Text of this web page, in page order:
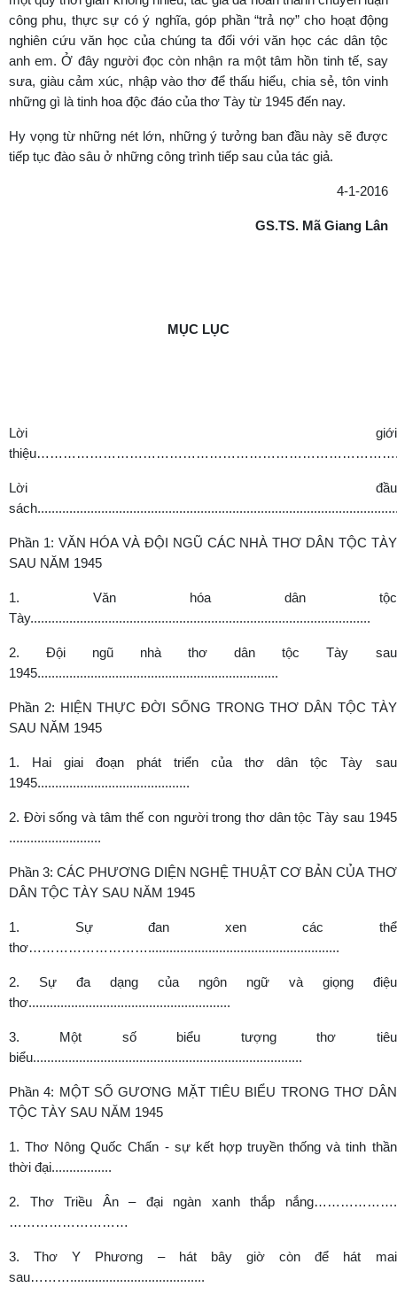
công phu, thực sự có ý nghĩa, góp phần “trả nợ” cho hoạt động
nghiên cứu văn học của chúng ta đối với văn học các dân tộc
anh em. Ở đây người đọc còn nhận ra một tâm hồn tinh tế, say
sưa, giàu cảm xúc, nhập vào thơ để thấu hiểu, chia sẻ, tôn vinh
những gì là tinh hoa độc đáo của thơ Tày từ 1945 đến nay.
Hy vọng từ những nét lớn, những ý tưởng ban đầu này sẽ được
tiếp tục đào sâu ở những công trình tiếp sau của tác giả.
4-1-2016
GS.TS. Mã Giang Lân
MỤC LỤC
Lời giới
Lời đầu
Phần 1: VĂN HÓA VÀ ĐỘI NGŨ CÁC NHÀ THƠ DÂN TỘC TÀY
SAU NĂM 1945
1. Văn hóa dân tộc
Tày................................................................................................
2. Đội ngũ nhà thơ dân tộc Tày sau
1945....................................................................
Phần 2: HIỆN THỰC ĐỜI SỐNG TRONG THƠ DÂN TỘC TÀY
SAU NĂM 1945
1. Hai giai đoạn phát triển của thơ dân tộc Tày sau
1945...........................................
2. Đời sống và tâm thế con người trong thơ dân tộc Tày sau 1945
..........................
Phần 3: CÁC PHƯƠNG DIỆN NGHỆ THUẬT CƠ BẢN CỦA THƠ
DÂN TỘC TÀY SAU NĂM 1945
1. Sự đan xen các thể
thơ………………………......................................................
2. Sự đa dạng của ngôn ngữ và giọng điệu
thơ.........................................................
3. Một số biểu tượng thơ tiêu
biểu............................................................................
Phần 4: MỘT SỐ GƯƠNG MẶT TIÊU BIỂU TRONG THƠ DÂN
TỘC TÀY SAU NĂM 1945
1. Thơ Nông Quốc Chấn - sự kết hợp truyền thống và tinh thần
thời đại.................
2. Thơ Triều Ân – đại ngàn xanh thắp nắng……………….
………………………
3. Thơ Y Phương – hát bây giờ còn để hát mai
sau………......................................